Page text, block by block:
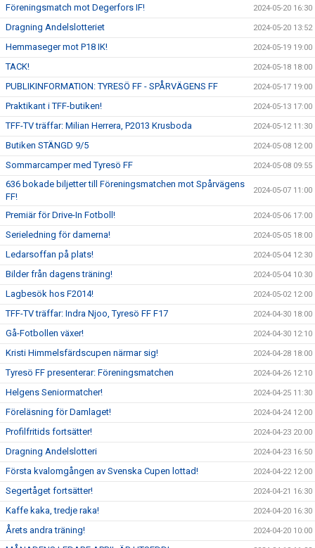
Föreningsmatch mot Degerfors IF! 2024-05-20 16:30
Dragning Andelslotteriet 2024-05-20 13:52
Hemmaseger mot P18 IK! 2024-05-19 19:00
TACK! 2024-05-18 18:00
PUBLIKINFORMATION: TYRESÖ FF - SPÅRVÄGENS FF 2024-05-17 19:00
Praktikant i TFF-butiken! 2024-05-13 17:00
TFF-TV träffar: Milian Herrera, P2013 Krusboda 2024-05-12 11:30
Butiken STÄNGD 9/5 2024-05-08 12:00
Sommarcamper med Tyresö FF 2024-05-08 09:55
636 bokade biljetter till Föreningsmatchen mot Spårvägens
FF!
2024-05-07 11:00
Premiär för Drive-In Fotboll! 2024-05-06 17:00
Serieledning för damerna! 2024-05-05 18:00
Ledarsoffan på plats! 2024-05-04 12:30
Bilder från dagens träning! 2024-05-04 10:30
Lagbesök hos F2014! 2024-05-02 12:00
TFF-TV träffar: Indra Njoo, Tyresö FF F17 2024-04-30 18:00
Gå-Fotbollen växer! 2024-04-30 12:10
Kristi Himmelsfärdscupen närmar sig! 2024-04-28 18:00
Tyresö FF presenterar: Föreningsmatchen 2024-04-26 12:10
Helgens Seniormatcher! 2024-04-25 11:30
Föreläsning för Damlaget! 2024-04-24 12:00
Profilfritids fortsätter! 2024-04-23 20:00
Dragning Andelslotteri 2024-04-23 16:50
Första kvalomgången av Svenska Cupen lottad! 2024-04-22 12:00
Segertåget fortsätter! 2024-04-21 16:30
Kaffe kaka, tredje raka! 2024-04-20 16:30
Årets andra träning! 2024-04-20 10:00